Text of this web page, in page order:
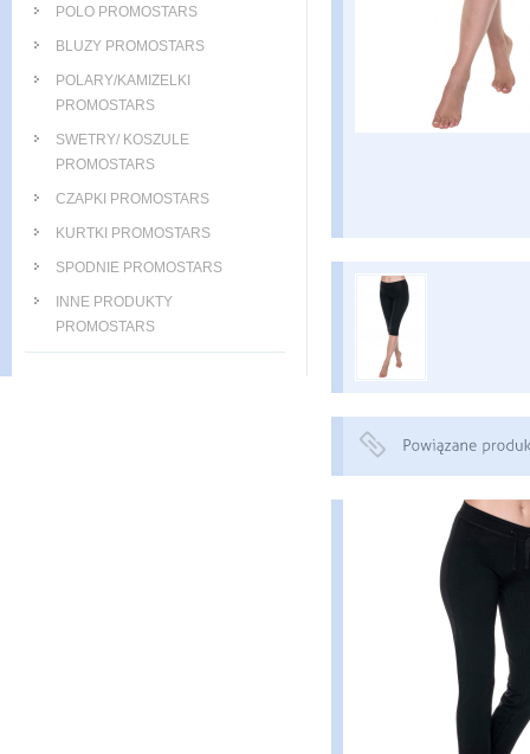
POLO PROMOSTARS
BLUZY PROMOSTARS
POLARY/KAMIZELKI
PROMOSTARS
SWETRY/ KOSZULE
PROMOSTARS
CZAPKI PROMOSTARS
KURTKI PROMOSTARS
SPODNIE PROMOSTARS
INNE PRODUKTY
PROMOSTARS